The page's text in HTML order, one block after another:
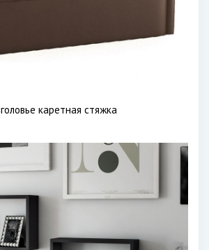
каретная стяжка